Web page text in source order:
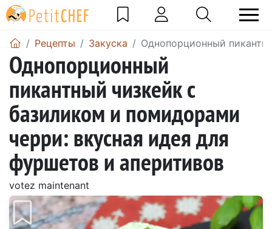
Pецепты Закуска Однопорционный
Однопорционный
пикантный чизкейк с
базиликом и помидорами
черри: вкусная идея для
фуршетов и аперитивов
votez maintenant